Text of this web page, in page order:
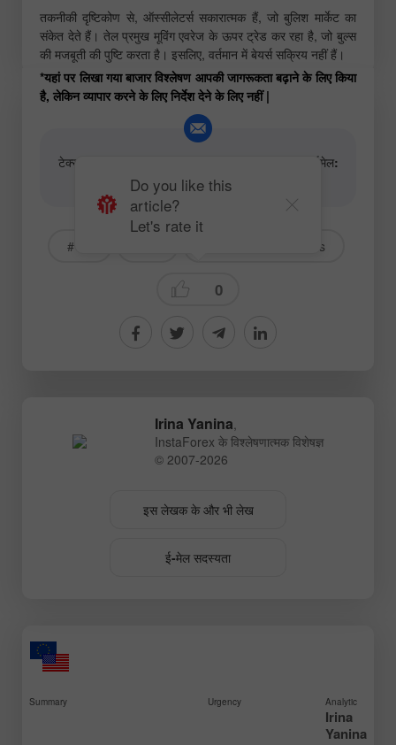
तकनीकी दृष्टिकोण से, ऑस्सीलेटर्स सकारात्मक हैं, जो बुलिश मार्केट का
संकेत देते हैं। तेल प्रमुख मूविंग एवरेज के ऊपर ट्रेड कर रहा है, जो बुल्स
की मजबूती की पुष्टि करता है। इसलिए, वर्तमान में बेयर्स सक्रिय नहीं हैं।
*यहां पर लिखा गया बाजार विश्लेषण आपकी जागरूकता बढ़ाने के लिए किया
है, लेकिन व्यापार करने के लिए निर्देश देने के लिए नहीं |
टेक्स्ट और वीडियो विश्लेषणात्मक सामग्री के लेखकों के लिए ईमेल:
content-authors@instaforex.com
# Oil Fundamental analysis
0
Do you like this
article?
Let's rate it
Irina Yanina,
InstaForex के विश्लेषणात्मक विशेषज्ञ
© 2007-2026
इस लेखक के और भी लेख
ई-मेल सदस्यता
Summary Urgency Analytic
Irina
Yanina